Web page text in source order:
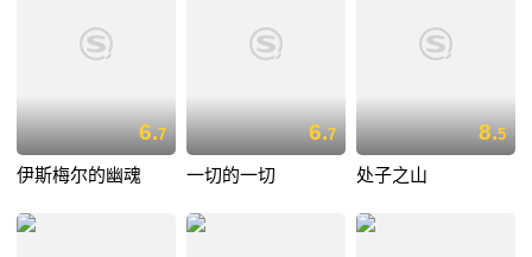
6.7
伊斯梅尔的幽魂
6.7
一切的一切
8.5
处子之山